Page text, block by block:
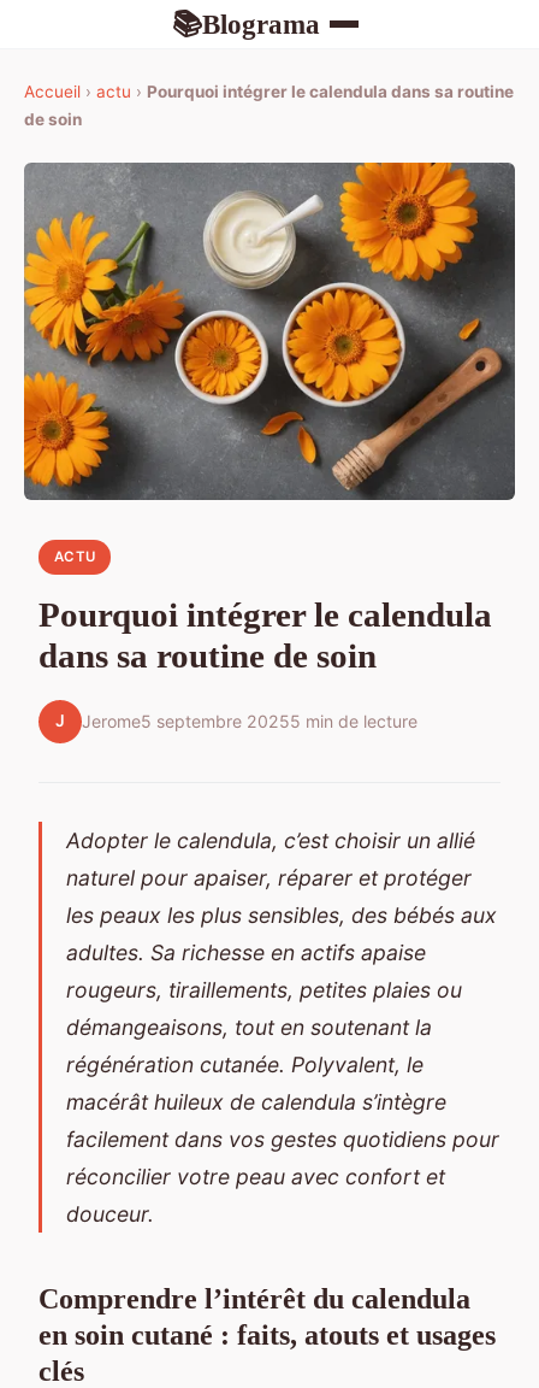
📚Blograma
Accueil › actu › Pourquoi intégrer le calendula dans sa routine
de soin
ACTU
Pourquoi intégrer le calendula
dans sa routine de soin
J Jerome5 septembre 20255 min de lecture
Adopter le calendula, c’est choisir un allié
naturel pour apaiser, réparer et protéger
les peaux les plus sensibles, des bébés aux
adultes. Sa richesse en actifs apaise
rougeurs, tiraillements, petites plaies ou
démangeaisons, tout en soutenant la
régénération cutanée. Polyvalent, le
macérât huileux de calendula s’intègre
facilement dans vos gestes quotidiens pour
réconcilier votre peau avec confort et
douceur.
Comprendre l’intérêt du calendula
en soin cutané : faits, atouts et usages
clés